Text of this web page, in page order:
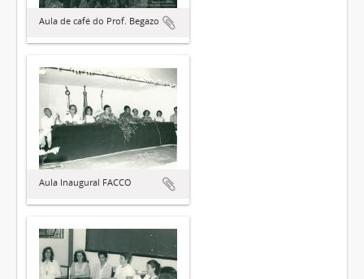
Aula de café do Prof. Begazo
Aula Inaugural FACCO